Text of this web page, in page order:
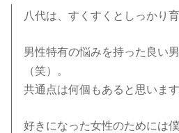
八代は、すくすくとしっかり育
男性特有の悩みを持った良い
（笑）。
共通点は何個もあると思います
好きになった女性のためには